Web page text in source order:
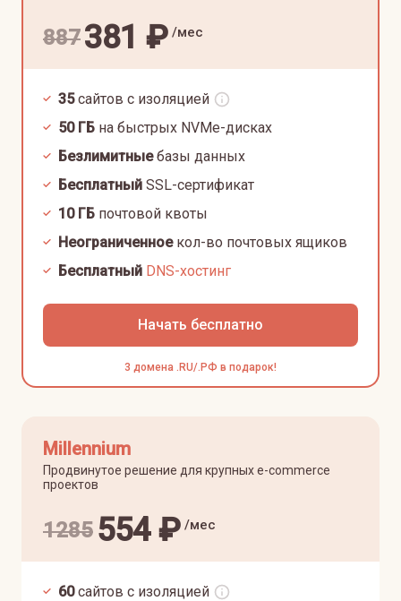
887381 ₽ /мес
35 сайтов с изоляцией
50ГБ на быстрых NVMe-дисках
Безлимитныебазы данных
Бесплатный SSL-сертификат
10ГБ почтовой квоты
Неограниченноекол-во почтовых ящиков
Бесплатный DNS-хостинг
Начать бесплатно
3 домена .RU/.РФ в подарок!
Millennium
Продвинутое решение для крупных e-commerce
проектов
1285 554₽ /мес
60 сайтов с изоляцией